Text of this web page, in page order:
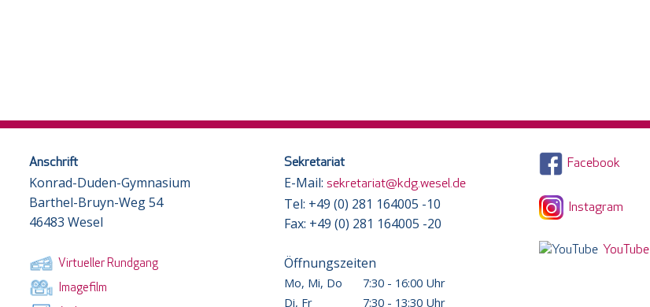
Anschrift
Konrad-Duden-Gymnasium
Barthel-Bruyn-Weg 54
46483 Wesel
Virtueller Rundgang
Imagefilm
Sekretariat
E-Mail: sekretariat@kdg.wesel.de
Tel: +49 (0) 281 164005 -10
Fax: +49 (0) 281 164005 -20
Öffnungszeiten
Mo, Mi, Do
7:30 - 16:00 Uhr
Di, Fr
7:30 - 13:30 Uhr
Facebook
Instagram
YouTube